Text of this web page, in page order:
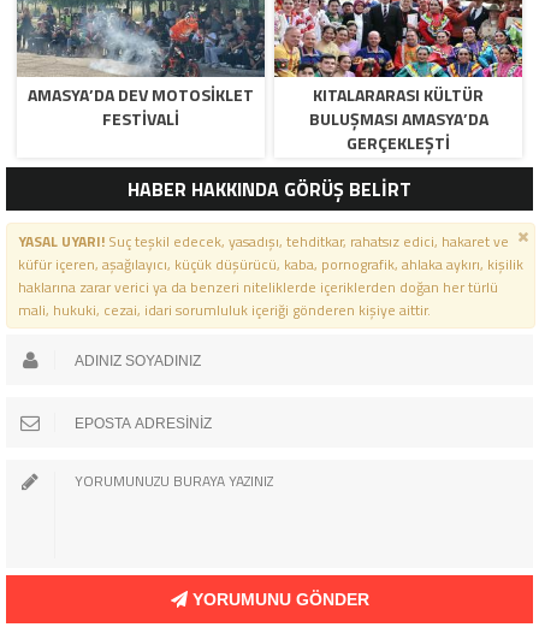
AMASYA’DA DEV MOTOSIKLET
FESTIVALI
KITALARARASI KÜLTÜR
BULUŞMASI AMASYA’DA
GERÇEKLEŞTI
HABER HAKKINDA GÖRÜŞ BELİRT
YASAL UYARI!Suç teşkil edecek, yasadışı, tehditkar, rahatsız edici, hakaret ve
küfür içeren, aşağılayıcı, küçük düşürücü, kaba, pornografik, ahlaka aykırı, kişilik
haklarına zarar verici ya da benzeri niteliklerde içeriklerden doğan her türlü
mali, hukuki, cezai, idari sorumluluk içeriği gönderen kişiye aittir.
YORUMUNU GÖNDER